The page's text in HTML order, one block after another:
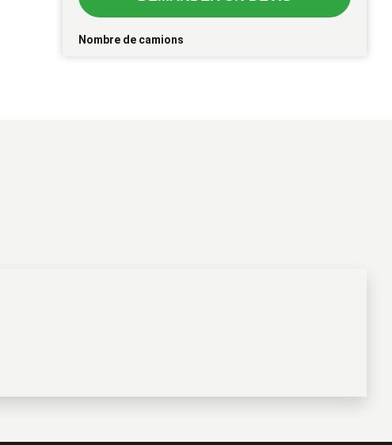
Nombre de camions